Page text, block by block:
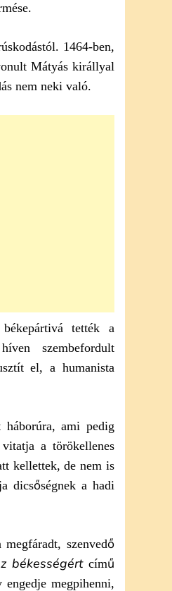
1464-ben,
Mátyás királlyal
nem neki való.
tették a
szembefordult
el, a humanista
ami pedig
a törökellenes
kellettek, de nem is
dicsőségnek a hadi
szenvedő
békességértcímű
megpihenni,